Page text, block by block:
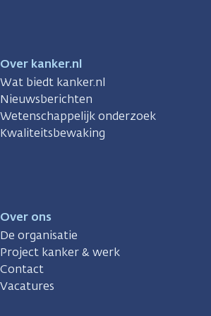
Over kanker.nl
Wat biedt kanker.nl
Nieuwsberichten
Wetenschappelijk onderzoek
Kwaliteitsbewaking
Over ons
De organisatie
Project kanker & werk
Contact
Vacatures